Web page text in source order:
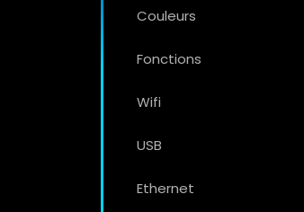
Couleurs
Fonctions
Wifi
USB
Ethernet